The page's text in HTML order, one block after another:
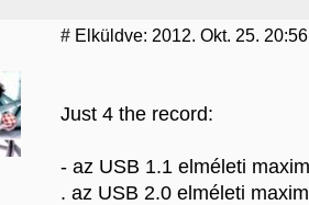
# Elküldve: 2012. Okt. 25.
Just 4 the record:
- az USB 1.1 elméleti
. az USB 2.0 elméleti